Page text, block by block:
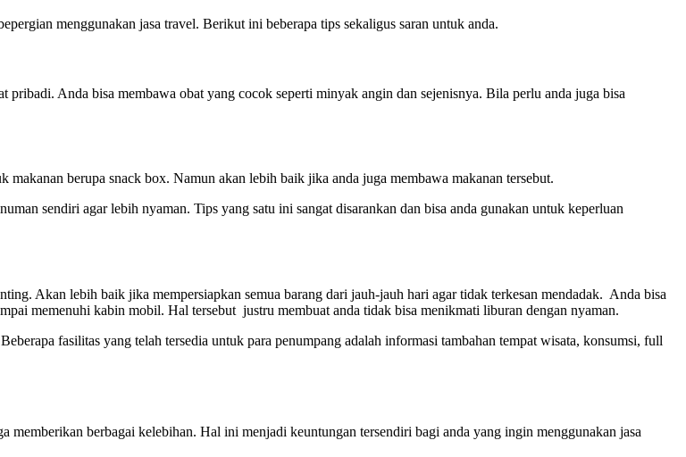
menggunakan jasa travel. Berikut ini beberapa tips sekaligus saran untuk anda.
Anda bisa membawa obat yang cocok seperti minyak angin dan sejenisnya. Bila perlu anda juga bisa
berupa snack box. Namun akan lebih baik jika anda juga membawa makanan tersebut.
sendiri agar lebih nyaman. Tips yang satu ini sangat disarankan dan bisa anda gunakan untuk keperluan
Akan lebih baik jika mempersiapkan semua barang dari jauh-jauh hari agar tidak terkesan mendadak. Anda bisa
memenuhi kabin mobil. Hal tersebut justru membuat anda tidak bisa menikmati liburan dengan nyaman.
fasilitas yang telah tersedia untuk para penumpang adalah informasi tambahan tempat wisata, konsumsi, full
memberikan berbagai kelebihan. Hal ini menjadi keuntungan tersendiri bagi anda yang ingin menggunakan jasa